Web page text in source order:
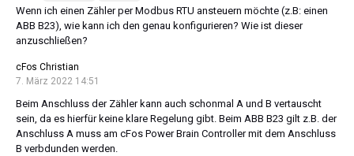
Wenn ich einen Zähler per Modbus RTU ansteuern möchte (z.B: einen
ABB B23), wie kann ich den genau konfigurieren? Wie ist dieser
anzuschließen?
cFos Christian
7. März 2022 14:51
Beim Anschluss der Zähler kann auch schonmal A und B vertauscht
sein, da es hierfür keine klare Regelung gibt. Beim ABB B23 gilt z.B. der
Anschluss A muss am cFos Power Brain Controller mit dem Anschluss
B verbdunden werden.